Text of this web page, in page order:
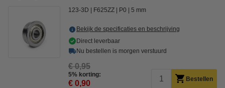
123-3D F625ZZ P0 5 mm
Bekijk de specificaties en beschrijving
Direct leverbaar
Nu bestellen is morgen verstuurd
€ 0,95
5% korting:
€ 0,90 Bestellen